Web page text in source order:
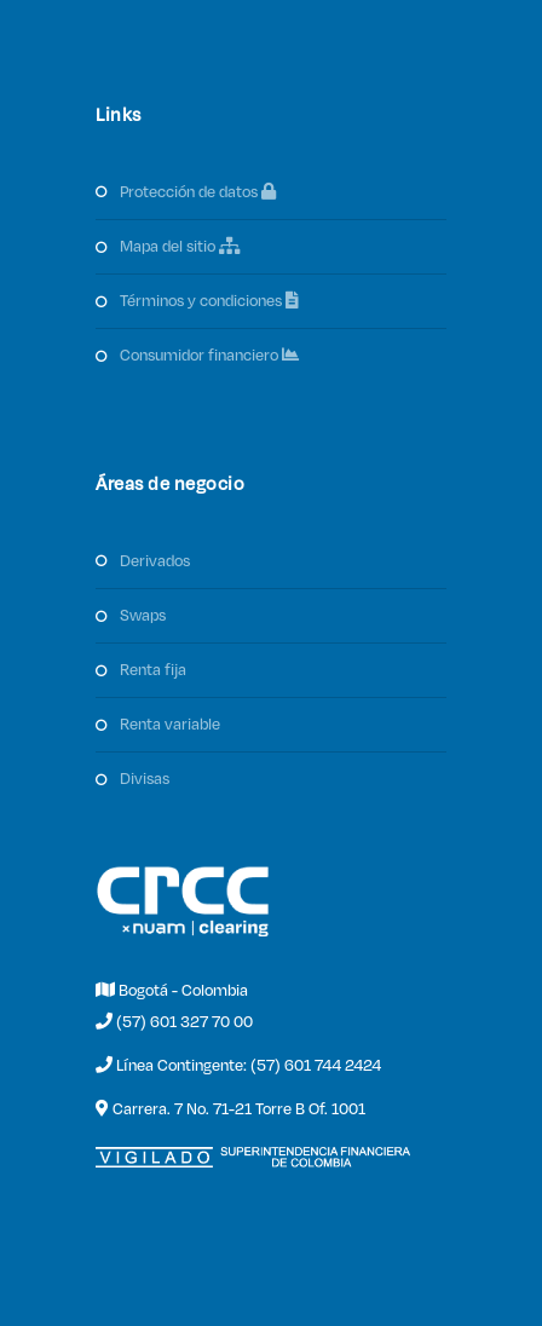
Links
protección de datos
mapa del sitio
términos y condiciones
consumidor financiero
Áreas de negocio
derivados
swaps
renta fija
renta variable
divisas
Bogotá - Colombia
(57) 601 327 70 00
Línea Contingente: (57) 601 744 2424
Carrera. 7 No. 71-21 Torre B Of. 1001